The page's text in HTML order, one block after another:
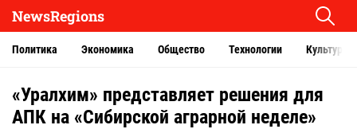
NewsRegions
Политика Экономика Общество Технологии Культура
«Уралхим» представляет решения для
АПК на «Сибирской аграрной неделе»